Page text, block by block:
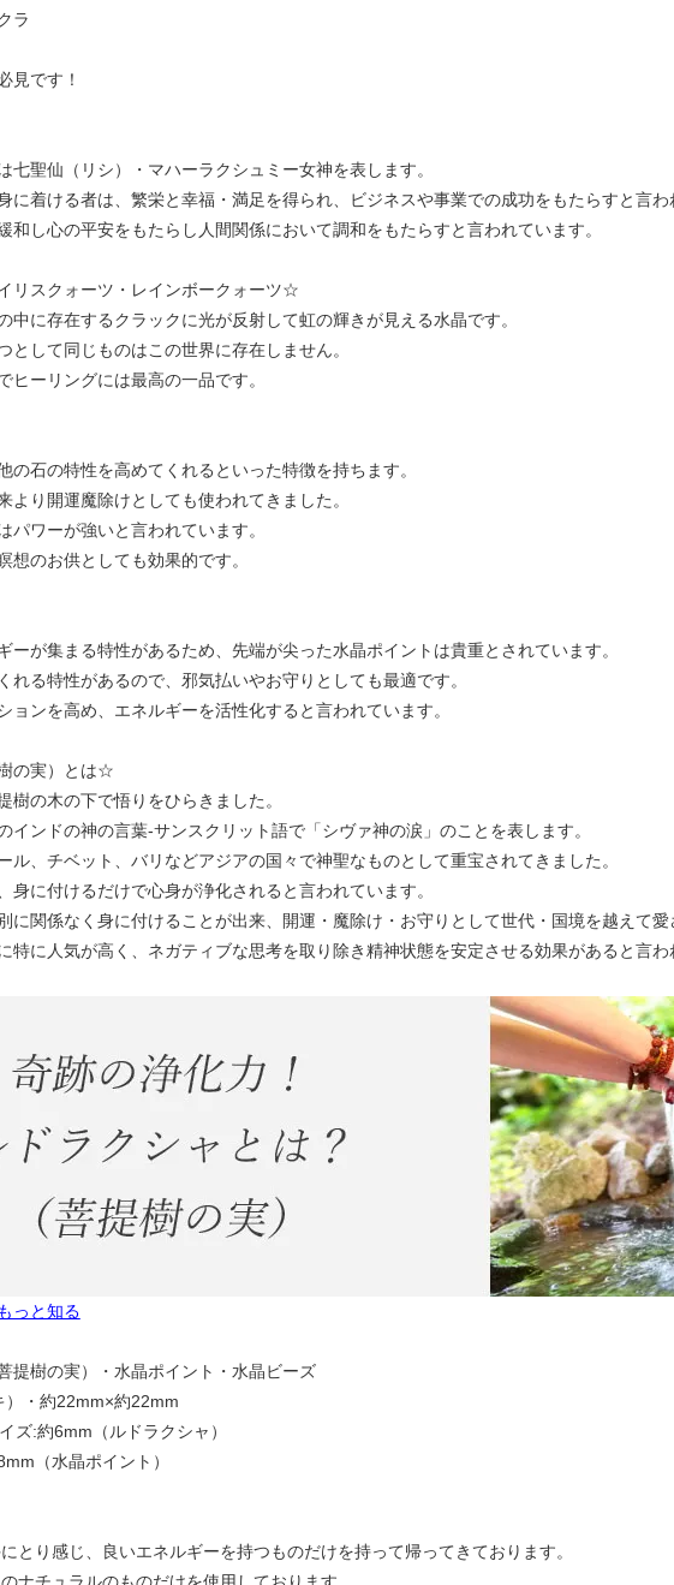
ラ
見です！
七聖仙（リシ）・マハーラクシュミー女神を表します。
に着ける者は、繁栄と幸福・満足を得られ、ビジネスや事業での成功をもたらすと言わ
和し心の平安をもたらし人間関係において調和をもたらすと言われています。
リスクォーツ・レインボークォーツ☆
中に存在するクラックに光が反射して虹の輝きが見える水晶です。
として同じものはこの世界に存在しません。
ヒーリングには最高の一品です。
の石の特性を高めてくれるといった特徴を持ちます。
より開運魔除けとしても使われてきました。
パワーが強いと言われています。
想のお供としても効果的です。
ーが集まる特性があるため、先端が尖った水晶ポイントは貴重とされています。
れる特性があるので、邪気払いやお守りとしても最適です。
ョンを高め、エネルギーを活性化すると言われています。
の実）とは☆
樹の木の下で悟りをひらきました。
インドの神の言葉-サンスクリット語で「シヴァ神の涙」のことを表します。
ル、チベット、バリなどアジアの国々で神聖なものとして重宝されてきました。
身に付けるだけで心身が浄化されると言われています。
に関係なく身に付けることが出来、開運・魔除け・お守りとして世代・国境を越えて愛
特に人気が高く、ネガティブな思考を取り除き精神状態を安定させる効果があると言わ
っと知る
提樹の実）・水晶ポイント・水晶ビーズ
）・約22mm×約22mm
ズ:約6mm（ルドラクシャ）
（水晶ポイント）
とり感じ、良いエネルギーを持つものだけを持って帰ってきております。